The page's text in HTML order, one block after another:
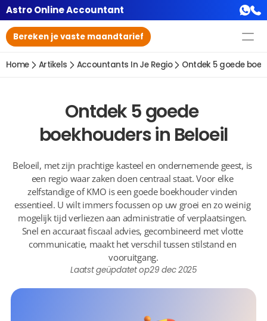
Astro Online Accountant
Bereken je vaste maandtarief
Home Artikels Accountants In Je Regio Ontdek 5 goede
Ontdek 5 goede
boekhouders in Beloeil
Beloeil, met zijn prachtige kasteel en ondernemende geest, is
een regio waar zaken doen centraal staat. Voor elke
zelfstandige of KMO is een goede boekhouder vinden
essentieel. U wilt immers focussen op uw groei en zo weinig
mogelijk tijd verliezen aan administratie of verplaatsingen.
Snel en accuraat fiscaal advies, gecombineerd met vlotte
communicatie, maakt het verschil tussen stilstand en
vooruitgang.
Laatst geüpdatet op29 dec 2025